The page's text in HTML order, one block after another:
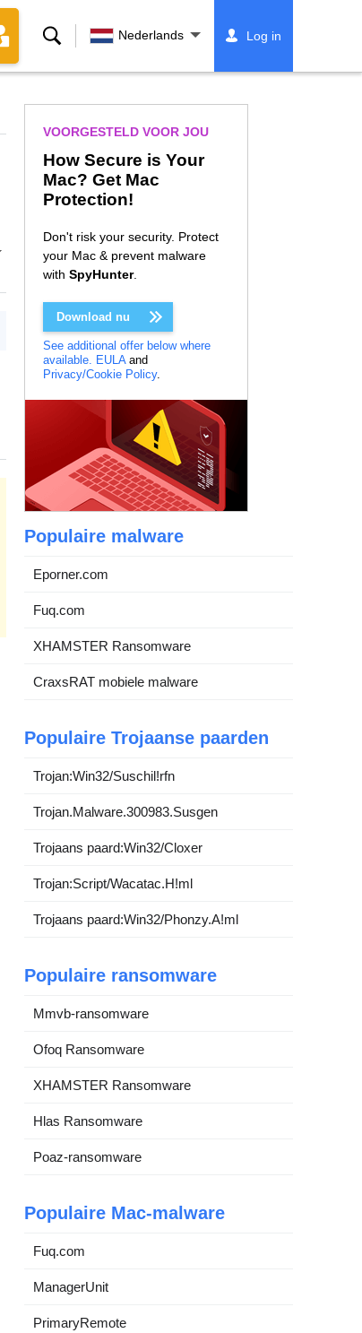
Zoeken Nederlands Log in
VOORGESTELD VOOR JOU
How Secure is Your
Mac? Get Mac
Protection!
Don't risk your security. Protect
your Mac & prevent malware
with SpyHunter.
Download nu
See additional offer below where
available. EULAand
Privacy/Cookie Policy.
Populaire malware
Eporner.com
Fuq.com
XHAMSTER Ransomware
CraxsRAT mobiele malware
Populaire Trojaanse paarden
Trojan:Win32/Suschil!rfn
Trojan.Malware.300983.Susgen
Trojaans paard:Win32/Cloxer
Trojan:Script/Wacatac.H!ml
Trojaans paard:Win32/Phonzy.A!ml
Populaire ransomware
Mmvb-ransomware
Ofoq Ransomware
XHAMSTER Ransomware
Hlas Ransomware
Poaz-ransomware
Populaire Mac-malware
Fuq.com
ManagerUnit
PrimaryRemote